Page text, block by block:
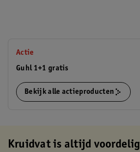
Actie
Guhl 1+1 gratis
Bekijk alle actieproducten
Kruidvat is altijd voordelig